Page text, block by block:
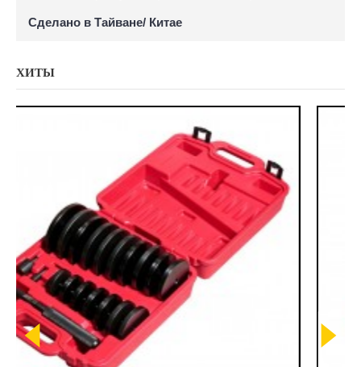
Сделано в Тайване/ Китае
ХИТЫ